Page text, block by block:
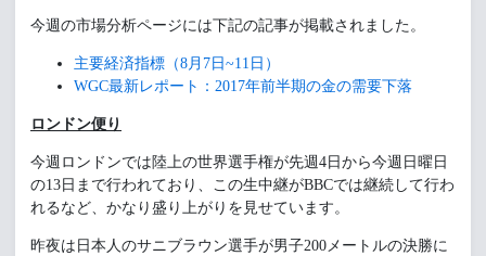
今週の市場分析ページには下記の記事が掲載されました。
主要経済指標（8月7日~11日）
WGC最新レポート：2017年前半期の金の需要下落
ロンドン便り
今週ロンドンでは陸上の世界選手権が先週4日から今週日曜日
の13日まで行われており、この生中継がBBCでは継続して行わ
れるなど、かなり盛り上がりを見せています。
昨夜は日本人のサニブラウン選手が男子200メートルの決勝に